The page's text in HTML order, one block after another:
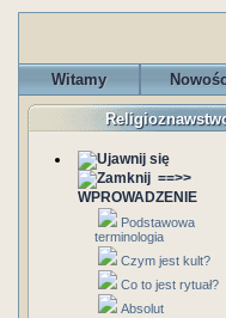
Witamy
==>>
WPROWADZENIE
Podstawowa
terminologia
Czym jest kult?
Co to jest rytuał?
Absolut